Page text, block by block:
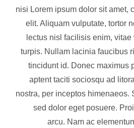
nisi Lorem ipsum dolor sit amet,
elit. Aliquam vulputate, tortor
lectus nisl facilisis enim,
turpis. Nullam lacinia faucibus
tincidunt id. Donec maximus
aptent taciti sociosqu ad
nostra, per inceptos himenaeos.
sed dolor eget posuere.
arcu. Nam ac